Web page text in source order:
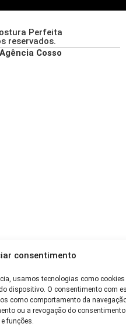
consentimento
usamos tecnologias como cookies
dispositivo. O consentimento com
como comportamento da
ou a revogação do
funções.
Perfeita
reservados.
Cosso